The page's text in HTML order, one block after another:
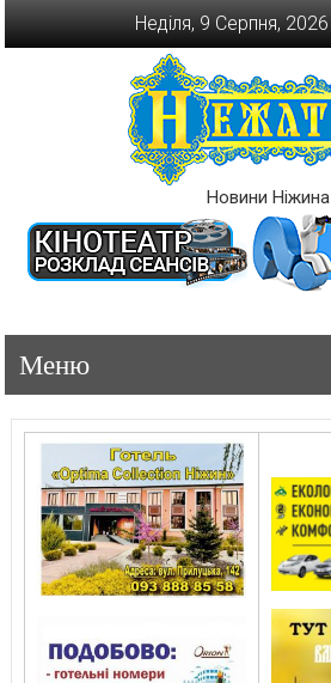
Неділя, 9 Серпня, 2026
Новини Ніжина